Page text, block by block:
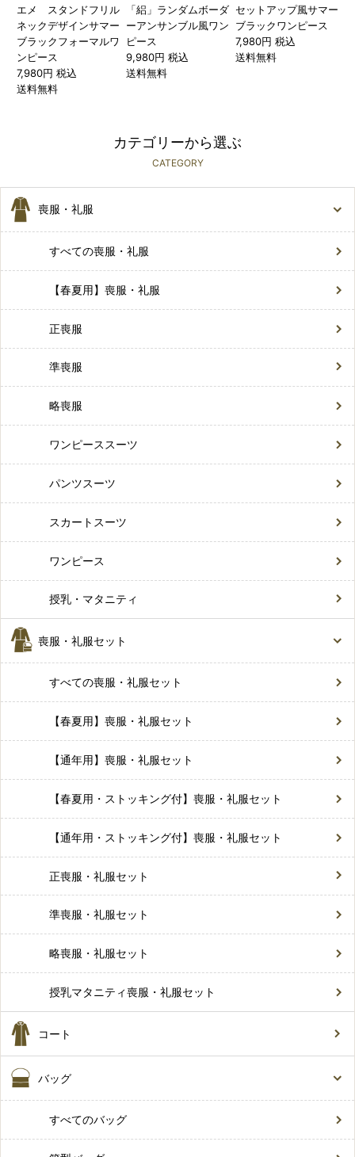
エメ スタンドフリル
ネックデザインサマー
ブラックフォーマルワ
ンピース
7,980円 税込
送料無料
「絽」ランダムボーダ
ーアンサンブル風ワン
ピース
9,980円 税込
送料無料
セットアップ風サマー
ブラックワンピース
7,980円 税込
送料無料
カテゴリーから選ぶ
CATEGORY
喪服・礼服
すべての喪服・礼服
【春夏用】喪服・礼服
正喪服
準喪服
略喪服
ワンピーススーツ
パンツスーツ
スカートスーツ
ワンピース
授乳・マタニティ
喪服・礼服セット
すべての喪服・礼服セット
【春夏用】喪服・礼服セット
【通年用】喪服・礼服セット
【春夏用・ストッキング付】喪服・礼服セット
【通年用・ストッキング付】喪服・礼服セット
正喪服・礼服セット
準喪服・礼服セット
略喪服・礼服セット
授乳マタニティ喪服・礼服セット
コート
バッグ
すべてのバッグ